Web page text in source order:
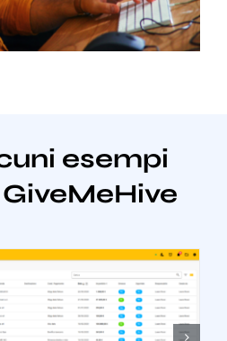
esempi